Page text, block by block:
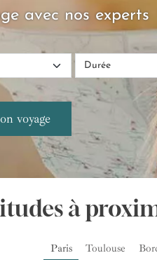
avec nos experts
à
Paris Toulouse